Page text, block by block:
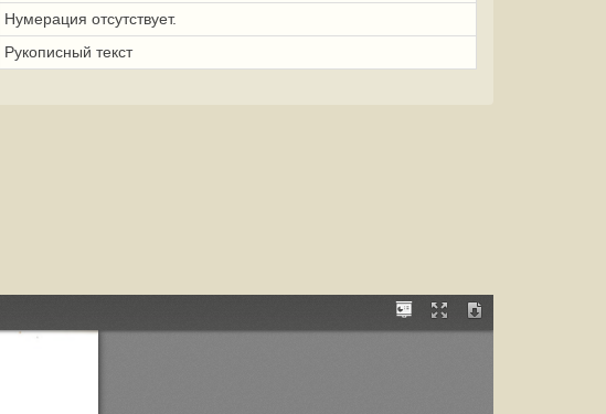
Нумерация отсутствует.
Рукописный текст